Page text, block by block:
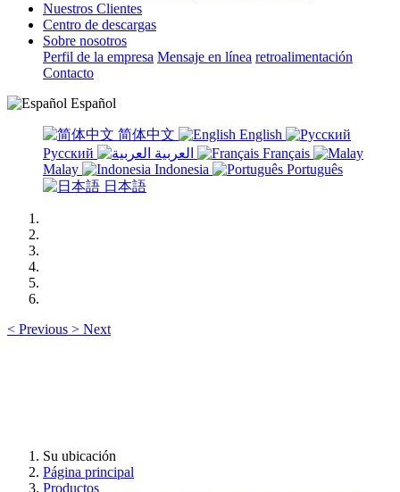
Nuestros Clientes
Centro de descargas
Sobre nosotros
Perfil de la empresa Mensaje en línea retroalimentación
Contacto
Español
简体中文
English
Русский
Français
Malay
Indonesia
Português
日本語
< Previous > Next
Su ubicación
Página principal
Productos